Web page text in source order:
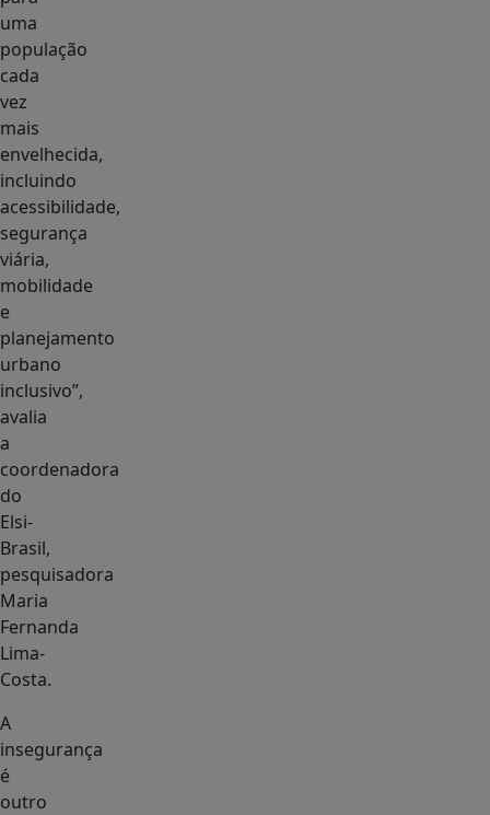
uma
população
cada
vez
mais
envelhecida,
incluindo
acessibilidade,
segurança
viária,
mobilidade
e
planejamento
urbano
inclusivo”,
avalia
a
coordenadora
do
Elsi-
Brasil,
pesquisadora
Maria
Fernanda
Lima-
Costa.
A
insegurança
é
outro